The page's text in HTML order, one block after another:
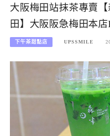
大阪梅田站抹茶專賣【
田】大阪阪急梅田本
下午茶甜點店 UPSSMILE